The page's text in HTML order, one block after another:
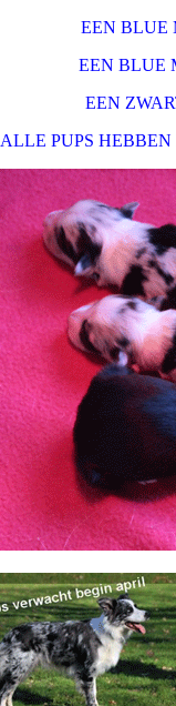
EEN BLUE
EEN BLUE
EEN
ALLE PUPS